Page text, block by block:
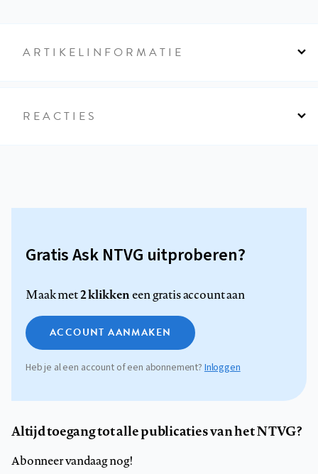
ARTIKELINFORMATIE
REACTIES
Gratis Ask NTVG uitproberen?
Maak met2 klikkeneen gratis account aan
ACCOUNT AANMAKEN
Heb je al een account of een abonnement?Inloggen
Altijd toegang tot alle publicaties van het NTVG?
Abonneer vandaag nog!